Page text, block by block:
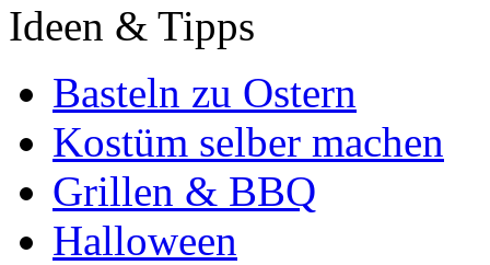
Ideen & Tipps
Basteln zu Ostern
Kostüm selber machen
Grillen & BBQ
Halloween